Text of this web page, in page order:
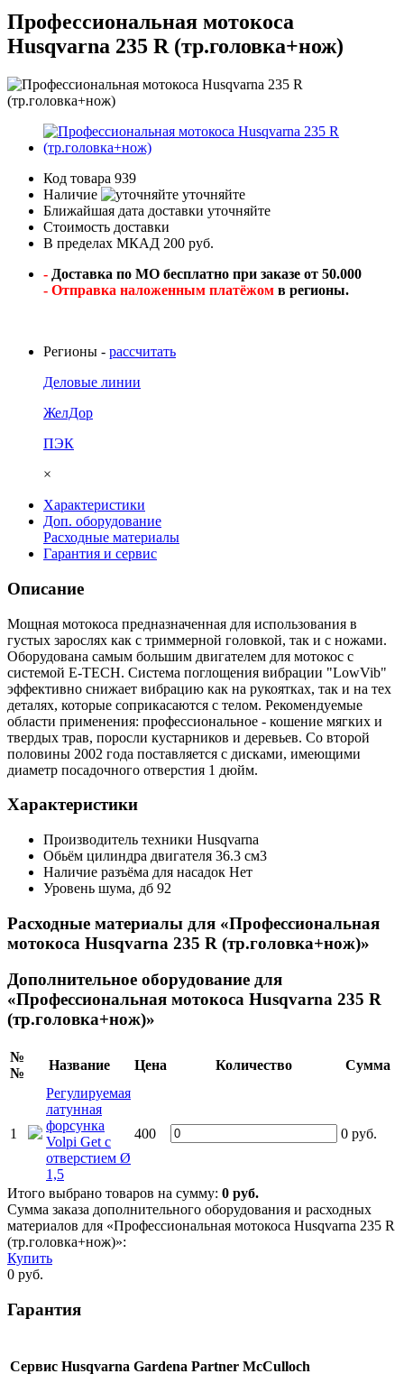
Профессиональная мотокоса
Husqvarna 235 R (тр.головка+нож)
Код товара 939
Наличие
уточняйте
Ближайшая дата доставки уточняйте
Стоимость доставки
В пределах МКАД 200 руб.
- Доставка по МО бесплатно при заказе от 50.000
- Отправка наложенным платёжом в регионы.
Регионы - рассчитать
Деловые линии
ЖелДор
ПЭК
×
Характеристики
Доп. оборудование
Расходные материалы
Гарантия и сервис
Описание
Мощная мотокоса предназначенная для использования в
густых зарослях как с триммерной головкой, так и с ножами.
Оборудована самым большим двигателем для мотокос с
системой E-TECH. Система поглощения вибрации "LowVib"
эффективно снижает вибрацию как на рукоятках, так и на тех
деталях, которые соприкасаются с телом. Рекомендуемые
области применения: профессиональное - кошение мягких и
твердых трав, поросли кустарников и деревьев. Со второй
половины 2002 года поставляется с дисками, имеющими
диаметр посадочного отверстия 1 дюйм.
Характеристики
Производитель техники Husqvarna
Обьём цилиндра двигателя 36.3 см3
Наличие разъёма для насадок Нет
Уровень шума, дб 92
Расходные материалы для «Профессиональная
мотокоса Husqvarna 235 R (тр.головка+нож)»
Дополнительное оборудование для
«Профессиональная мотокоса Husqvarna 235 R
(тр.головка+нож)»
№
№
Название Цена Количество Сумма
1
Регулируемая
латунная
форсунка
Volpi Get с
отверстием Ø
1,5
400 0 руб.
Итого выбрано товаров на сумму: 0 руб.
Сумма заказа дополнительного оборудования и расходных
материалов для «Профессиональная мотокоса Husqvarna 235 R
(тр.головка+нож)»:
Купить
0 руб.
Гарантия
Сервис Husqvarna Gardena Partner McCulloch